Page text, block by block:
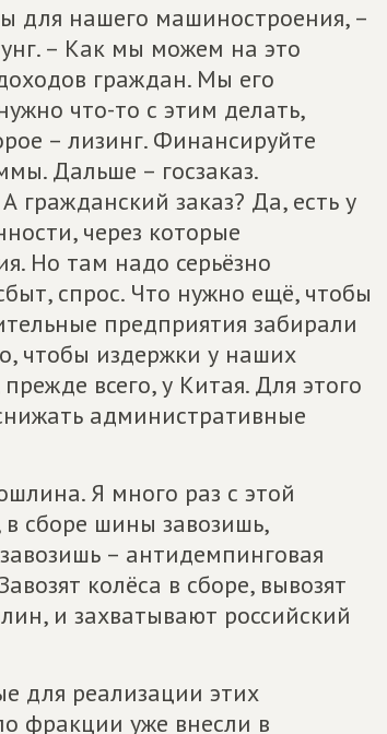
для нашего машиностроения, –
– Как мы можем на это
граждан. Мы его
что-то с этим делать,
– лизинг. Финансируйте
Дальше – госзаказ.
гражданский заказ? Да, есть у
через которые
Но там надо серьёзно
спрос. Что нужно ещё, чтобы
предприятия забирали
чтобы издержки у наших
всего, у Китая. Для этого
административные
Я много раз с этой
сборе шины завозишь,
– антидемпинговая
колёса в сборе, вывозят
и захватывают российский
для реализации этих
фракции уже внесли в